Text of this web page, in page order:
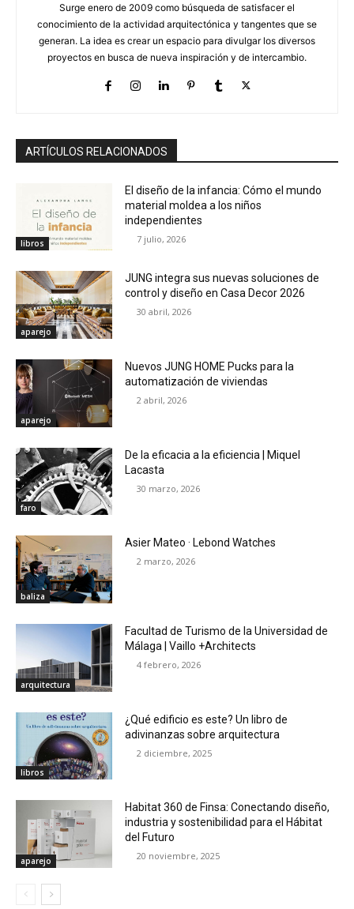
Surge enero de 2009 como búsqueda de satisfacer el
conocimiento de la actividad arquitectónica y tangentes que se
generan. La idea es crear un espacio para divulgar los diversos
proyectos en busca de nueva inspiración y de intercambio.
ARTÍCULOS RELACIONADOS
libros
El diseño de la infancia: Cómo el mundo
material moldea a los niños
independientes
7 julio, 2026
aparejo
JUNG integra sus nuevas soluciones de
control y diseño en Casa Decor 2026
30 abril, 2026
aparejo
Nuevos JUNG HOME Pucks para la
automatización de viviendas
2 abril, 2026
faro
De la eficacia a la eficiencia | Miquel
Lacasta
30 marzo, 2026
baliza
Asier Mateo · Lebond Watches
2 marzo, 2026
arquitectura
Facultad de Turismo de la Universidad de
Málaga | Vaillo +Architects
4 febrero, 2026
libros
¿Qué edificio es este? Un libro de
adivinanzas sobre arquitectura
2 diciembre, 2025
aparejo
Habitat 360 de Finsa: Conectando diseño,
industria y sostenibilidad para el Hábitat
del Futuro
20 noviembre, 2025